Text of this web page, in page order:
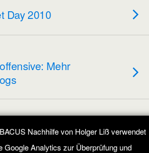
Day 2010
Mehr
für Kinder
Nachhilfe von Holger Liß verwendet
Google Analytics zur Überprüfung und